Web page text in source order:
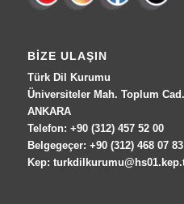
BIZE ULAŞIN
Türk Dil Kurumu
Üniversiteler Mah. Toplum
ANKARA
Telefon: +90 (312) 457 52 00
Belgegeçer: +90 (312) 468 07 83
Kep: